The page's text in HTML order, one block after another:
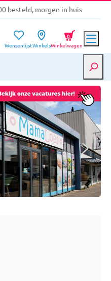
besteld, morgen in huis
vanaf €39,-
besteld, morgen in huis
terug garantie
WensenlijstWinkelsWinkelwagen
0